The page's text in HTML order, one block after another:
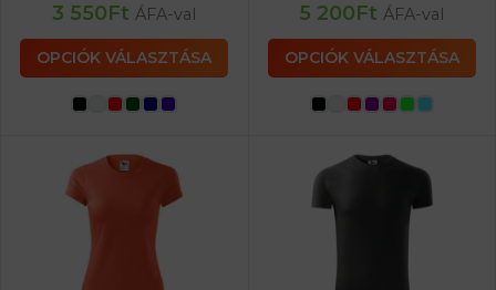
3 550Ft ÁFA-val
OPCIÓK VÁLASZTÁSA
5 200Ft ÁFA-val
OPCIÓK VÁLASZTÁSA